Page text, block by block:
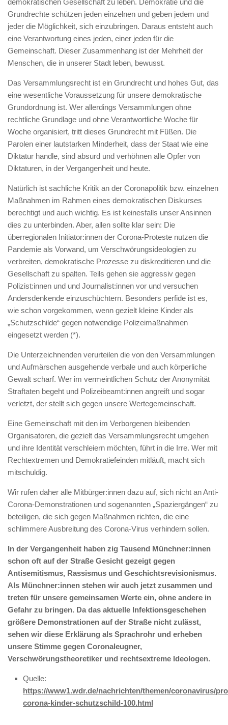
demokratischen Gesellschaft zu leben. Demokratie und die
Grundrechte schützen jeden einzelnen und geben jedem und
jeder die Möglichkeit, sich einzubringen. Daraus entsteht auch
eine Verantwortung eines jeden, einer jeden für die
Gemeinschaft. Dieser Zusammenhang ist der Mehrheit der
Menschen, die in unserer Stadt leben, bewusst.
Das Versammlungsrecht ist ein Grundrecht und hohes Gut, das
eine wesentliche Voraussetzung für unsere demokratische
Grundordnung ist. Wer allerdings Versammlungen ohne
rechtliche Grundlage und ohne Verantwortliche Woche für
Woche organisiert, tritt dieses Grundrecht mit Füßen. Die
Parolen einer lautstarken Minderheit, dass der Staat wie eine
Diktatur handle, sind absurd und verhöhnen alle Opfer von
Diktaturen, in der Vergangenheit und heute.
Natürlich ist sachliche Kritik an der Coronapolitik bzw. einzelnen
Maßnahmen im Rahmen eines demokratischen Diskurses
berechtigt und auch wichtig. Es ist keinesfalls unser Ansinnen
dies zu unterbinden. Aber, allen sollte klar sein: Die
überregionalen Initiator:innen der Corona-Proteste nutzen die
Pandemie als Vorwand, um Verschwörungsideologien zu
verbreiten, demokratische Prozesse zu diskreditieren und die
Gesellschaft zu spalten. Teils gehen sie aggressiv gegen
Polizist:innen und und Journalist:innen vor und versuchen
Andersdenkende einzuschüchtern. Besonders perfide ist es,
wie schon vorgekommen, wenn gezielt kleine Kinder als
„Schutzschilde“ gegen notwendige Polizeimaßnahmen
eingesetzt werden (*).
Die Unterzeichnenden verurteilen die von den Versammlungen
und Aufmärschen ausgehende verbale und auch körperliche
Gewalt scharf. Wer im vermeintlichen Schutz der Anonymität
Straftaten begeht und Polizeibeamt:innen angreift und sogar
verletzt, der stellt sich gegen unsere Wertegemeinschaft.
Eine Gemeinschaft mit den im Verborgenen bleibenden
Organisatoren, die gezielt das Versammlungsrecht umgehen
und ihre Identität verschleiern möchten, führt in die Irre. Wer mit
Rechtextremen und Demokratiefeinden mitläuft, macht sich
mitschuldig.
Wir rufen daher alle Mitbürger:innen dazu auf, sich nicht an Anti-
Corona-Demonstrationen und sogenannten „Spaziergängen“ zu
beteiligen, die sich gegen Maßnahmen richten, die eine
schlimmere Ausbreitung des Corona-Virus verhindern sollen.
In der Vergangenheit haben zig Tausend Münchner:innen
schon oft auf der Straße Gesicht gezeigt gegen
Antisemitismus, Rassismus und Geschichtsrevisionismus.
Als Münchner:innen stehen wir auch jetzt zusammen und
treten für unsere gemeinsamen Werte ein, ohne andere in
Gefahr zu bringen. Da das aktuelle Infektionsgeschehen
größere Demonstrationen auf der Straße nicht zulässt,
sehen wir diese Erklärung als Sprachrohr und erheben
unsere Stimme gegen Coronaleugner,
Verschwörungstheoretiker und rechtsextreme Ideologen.
Quelle:
https://www1.wdr.de/nachrichten/themen/coronavirus/
corona-kinder-schutzschild-100.html